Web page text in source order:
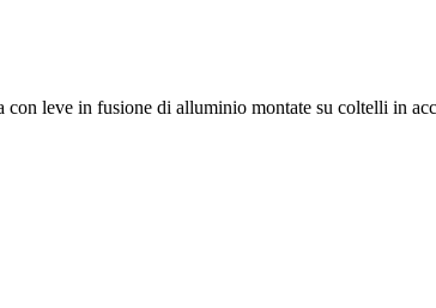
leve in fusione di alluminio montate su coltelli in